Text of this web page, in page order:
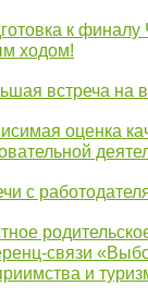
к
ходом!
встреча на
оценка
с
связи
и